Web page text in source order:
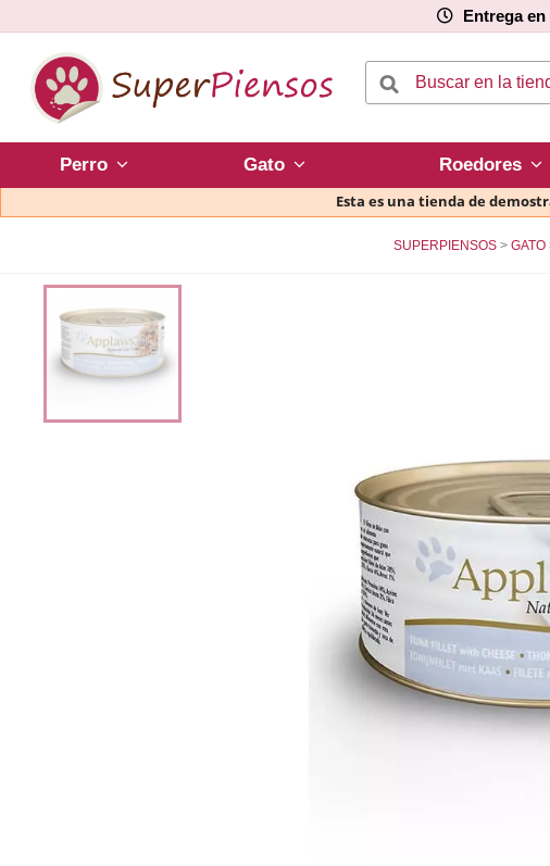
Entrega
Perro Gato Roedores
Esta es una tienda de
SUPERPIENSOS GATO